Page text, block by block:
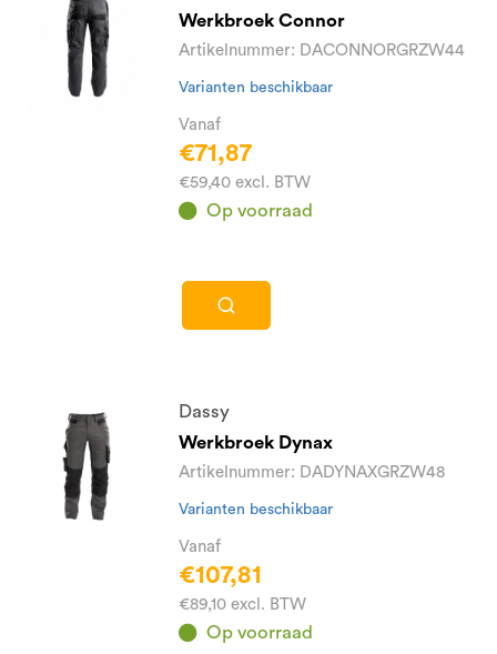
Werkbroek Connor
Artikelnummer: DACONNORGRZW44
Varianten beschikbaar
Vanaf
€71,87
€59,40 excl. BTW
Op voorraad
Dassy
Werkbroek Dynax
Artikelnummer: DADYNAXGRZW48
Varianten beschikbaar
Vanaf
€107,81
€89,10 excl. BTW
Op voorraad